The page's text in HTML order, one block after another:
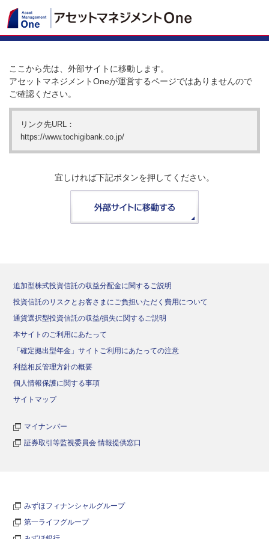
ここから先は、外部サイトに移動します。
アセットマネジメントOneが運営するページではありませんので
ご確認ください。
リンク先URL：
https://www.tochigibank.co.jp/
宜しければ下記ボタンを押してください。
追加型株式投資信託の収益分配金に関するご説明
投資信託のリスクとお客さまにご負担いただく費用について
通貨選択型投資信託の収益/損失に関するご説明
本サイトのご利用にあたって
「確定拠出型年金」サイトご利用にあたっての注意
利益相反管理方針の概要
個人情報保護に関する事項
サイトマップ
マイナンバー
証券取引等監視委員会 情報提供窓口
みずほフィナンシャルグループ
第一ライフグループ